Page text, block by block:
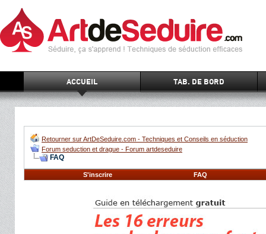
ACCUEIL TAB. DE BORD
Retourner sur ArtDeSeduire.com - Techniques et Conseils en séduction
Forum seduction et drague - Forum artdeseduire
FAQ
S'inscrire FAQ